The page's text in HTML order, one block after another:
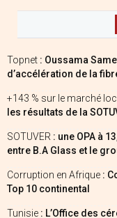
Topnet : Oussama
d’accélération de la
+143 % sur le marché
les résultats de la
SOTUVER : une OPA à
entre B.A Glass et le
Corruption en Afrique :
Top 10 continental
Tunisie : L’Office des